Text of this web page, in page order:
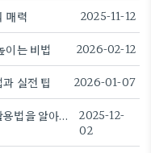
매력 2025-11-12
이는 비법 2026-02-12
실전 팁 2026-01-07
야외골프연습장에서 파크골프채 선택과 활용법을 알아보자
2025-12-
02